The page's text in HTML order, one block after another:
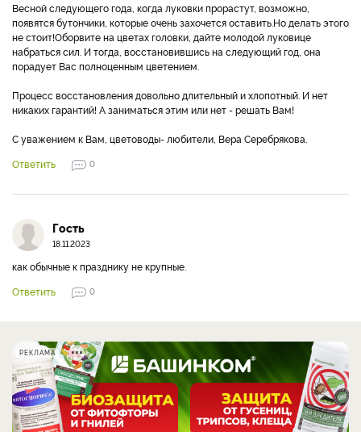
Весной следующего года, когда луковки прорастут, возможно,
появятся бутончики, которые очень захочется оставить.Но делать этого
не стоит!Оборвите на цветах головки, дайте молодой луковице
набраться сил. И тогда, восстановившись на следующий год, она
порадует Вас полноценным цветением.
Процесс восстановления довольно длительный и хлопотный. И нет
никаких гарантий! А заниматься этим или нет - решать Вам!
С уважением к Вам, цветоводы- любители, Вера Серебрякова.
Ответить
0
Гость
18.11.2023
как обычные к празднику не крупные.
Ответить
0
РЕКЛАМА